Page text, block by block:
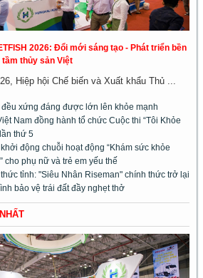
2026: Đổi mới sáng tạo - Phát triển bền
thủy sản Việt
Hiệp hội Chế biến và Xuất khẩu Thủ ...
đều xứng đáng được lớn lên khỏe mạnh
Nam đồng hành tổ chức Cuộc thi “Tôi Khỏe
thứ 5
động chuỗi hoạt động “Khám sức khỏe
cho phụ nữ và trẻ em yếu thế
tỉnh: "Siêu Nhân Riseman" chính thức trở lại
bảo vệ trái đất đầy nghẹt thở